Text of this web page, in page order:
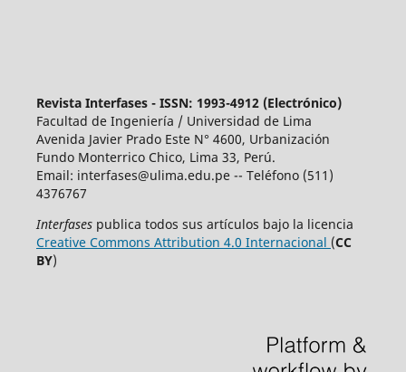
Revista Interfases - ISSN: 1993-4912 (Electrónico)
Facultad de Ingeniería / Universidad de Lima
Avenida Javier Prado Este N° 4600, Urbanización
Fundo Monterrico Chico, Lima 33, Perú.
Email: interfases@ulima.edu.pe-- Teléfono (511)
4376767
Interfases publica todos sus artículos bajo la licencia
Creative Commons Attribution 4.0 Internacional (CC
BY)